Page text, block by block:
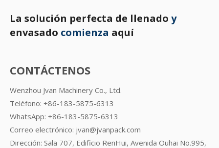
La solución perfecta de llenado y
envasado comienza aquí
CONTÁCTENOS
Wenzhou Jvan Machinery Co., Ltd.
Teléfono: +86-183-5875-6313
WhatsApp: +86-183-5875-6313
Correo electrónico: jvan@jvanpack.com
Dirección: Sala 707, Edificio RenHui, Avenida Ouhai No.995,